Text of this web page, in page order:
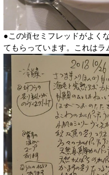
●この頃セミフレッドがよく
てもらっています。これはラ